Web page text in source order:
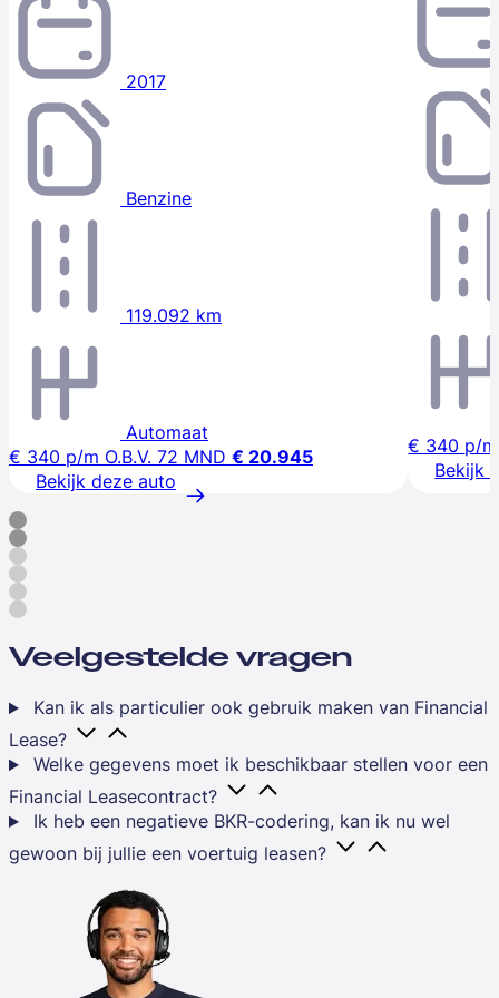
2017
Benzine
119.092 km
Automaat
€ 340 p/m O.B.V. 72 MND € 20.945
Bekijk deze auto
€ 340 p/m
Bekijk
Veelgestelde vragen
Kan ik als particulier ook gebruik maken van Financial
Lease?
Welke gegevens moet ik beschikbaar stellen voor een
Financial Leasecontract?
Ik heb een negatieve BKR-codering, kan ik nu wel
gewoon bij jullie een voertuig leasen?